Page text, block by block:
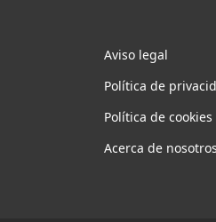
Aviso legal
Política de
Política de cookies
Acerca de nosotros